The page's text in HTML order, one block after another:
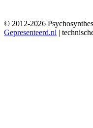
© 2012-2026
Gepresenteerd.nl |